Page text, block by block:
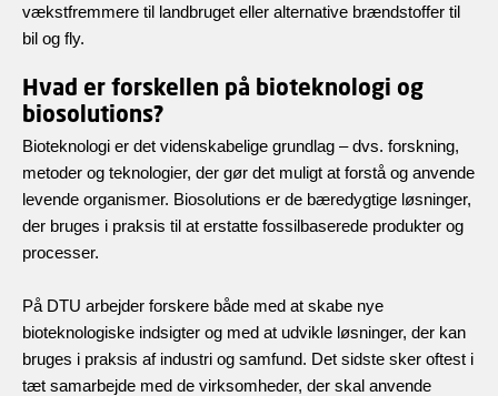
vækstfremmere til landbruget eller alternative brændstoffer til
bil og fly.
Hvad er forskellen på bioteknologi og
biosolutions?
Bioteknologi er det videnskabelige grundlag – dvs. forskning,
metoder og teknologier, der gør det muligt at forstå og anvende
levende organismer. Biosolutions er de bæredygtige løsninger,
der bruges i praksis til at erstatte fossilbaserede produkter og
processer.
På DTU arbejder forskere både med at skabe nye
bioteknologiske indsigter og med at udvikle løsninger, der kan
bruges i praksis af industri og samfund. Det sidste sker oftest i
tæt samarbejde med de virksomheder, der skal anvende